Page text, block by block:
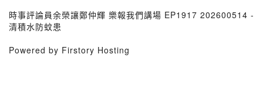
時事評論員余榮讓鄭仲輝 樂報我們講場 EP1917 202600514 -
清積水防蚊患
Powered by Firstory Hosting